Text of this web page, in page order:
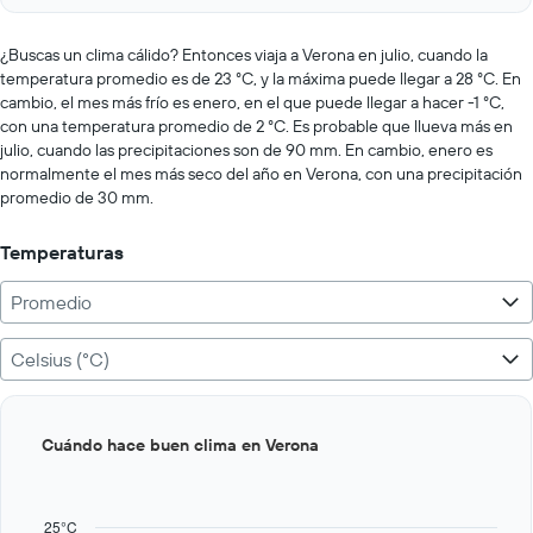
values.
Range:
0
to
500.
interactive
¿Buscas un clima cálido? Entonces viaja a Verona en julio, cuando la
temperatura promedio es de 23 °C, y la máxima puede llegar a 28 °C. En
cambio, el mes más frío es enero, en el que puede llegar a hacer -1 °C,
con una temperatura promedio de 2 °C. Es probable que llueva más en
julio, cuando las precipitaciones son de 90 mm. En cambio, enero es
normalmente el mes más seco del año en Verona, con una precipitación
promedio de 30 mm.
Temperaturas
Promedio
Celsius (°C)
graphic.
25°C
Cuándo hace buen clima en Verona